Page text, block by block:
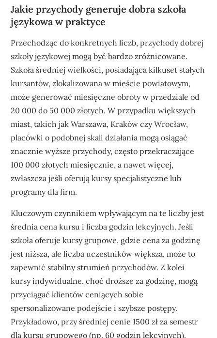
Jakie przychody generuje dobra szkoła
językowa w praktyce
Przechodząc do konkretnych liczb, przychody dobrej
szkoły językowej mogą być bardzo zróżnicowane.
Szkoła średniej wielkości, posiadająca kilkuset stałych
kursantów, zlokalizowana w mieście powiatowym,
może generować miesięczne obroty w przedziale od
20 000 do 50 000 złotych. W przypadku większych
miast, takich jak Warszawa, Kraków czy Wrocław,
placówki o podobnej skali działania mogą osiągać
znacznie wyższe przychody, często przekraczające
100 000 złotych miesięcznie, a nawet więcej,
zwłaszcza jeśli oferują kursy specjalistyczne lub
programy dla firm.
Kluczowym czynnikiem wpływającym na te liczby jest
średnia cena kursu i liczba godzin lekcyjnych. Jeśli
szkoła oferuje kursy grupowe, gdzie cena za godzinę
jest niższa, ale liczba uczestników większa, może to
zapewnić stabilny strumień przychodów. Z kolei
kursy indywidualne, choć droższe za godzinę, mogą
przyciągać klientów ceniących sobie
spersonalizowane podejście i szybsze postępy.
Przykładowo, przy średniej cenie 1500 zł za semestr
dla kursu grupowego (np. 60 godzin lekcyjnych),